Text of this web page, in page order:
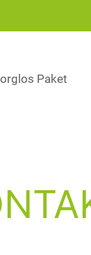
Paket